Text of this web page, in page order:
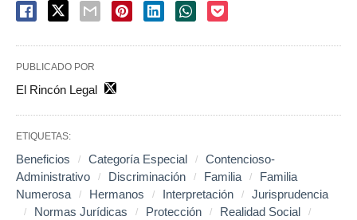
PUBLICADO POR
El Rincón Legal
ETIQUETAS:
Beneficios Categoría Especial
Contencioso-
Administrativo
Discriminación Familia
Familia
Numerosa
Hermanos Interpretación
Jurisprudencia
Normas Jurídicas
Protección
Realidad Social